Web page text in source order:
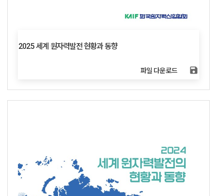
2025 세계 원자력발전 현황과 동향
파일 다운로드 save